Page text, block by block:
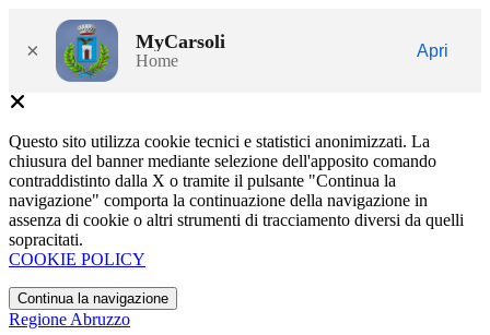
× MyCarsoli
Home
Apri
Questo sito utilizza cookie tecnici e statistici anonimizzati. La
chiusura del banner mediante selezione dell'apposito comando
contraddistinto dalla X o tramite il pulsante "Continua la
navigazione" comporta la continuazione della navigazione in
assenza di cookie o altri strumenti di tracciamento diversi da quelli
sopracitati.
COOKIE POLICY
Continua la navigazione
Regione Abruzzo